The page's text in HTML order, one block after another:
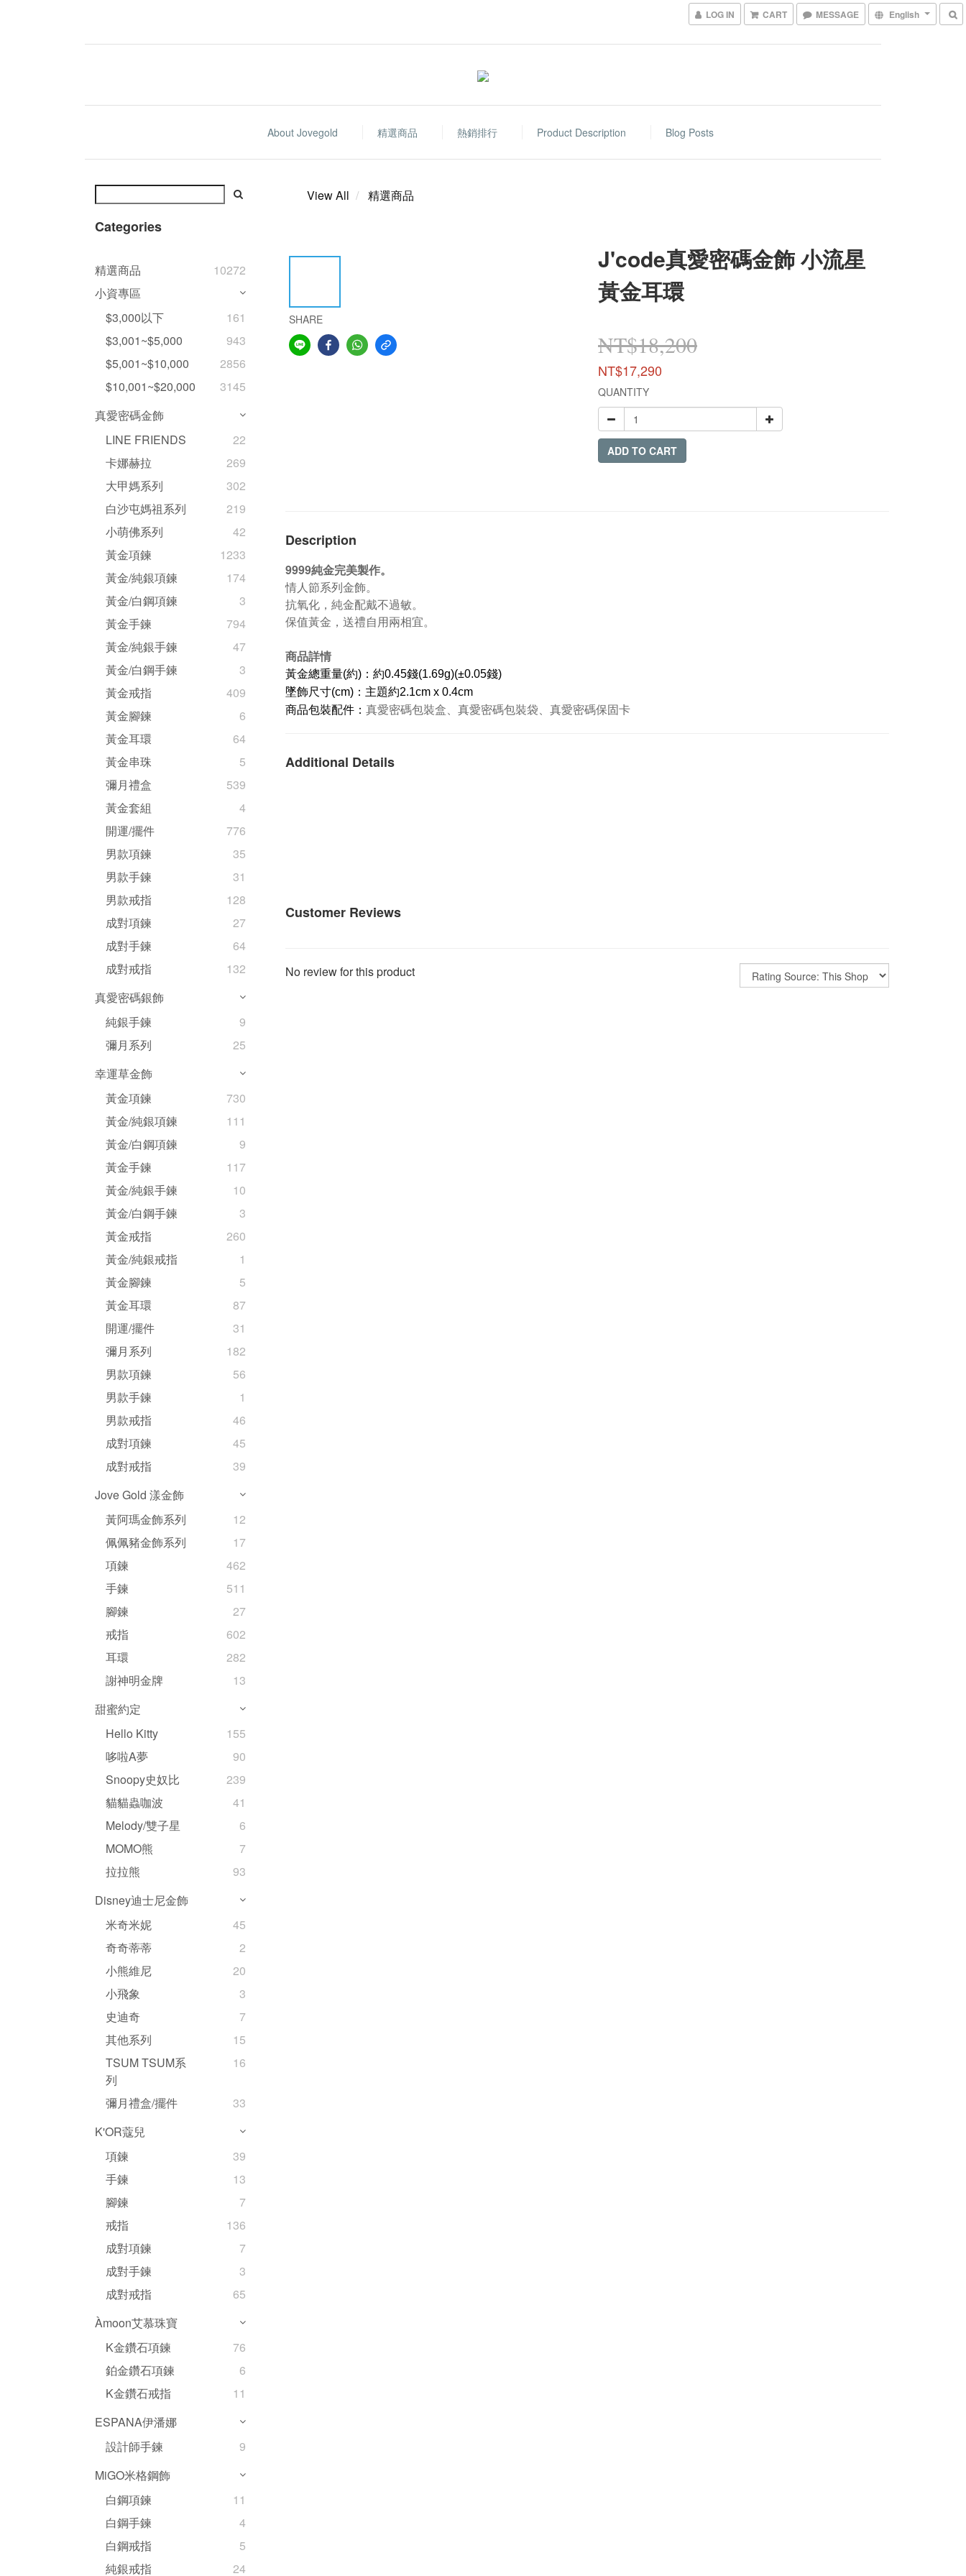
LOG IN CART MESSAGE English
About Jovegold 精選商品 熱銷排行 Product Description Blog Posts
Categories
精選商品
10272
小資專區
$3,000以下
161
$3,001~$5,000
943
$5,001~$10,000
2856
$10,001~$20,000
3145
真愛密碼金飾
LINE FRIENDS
22
卡娜赫拉
269
大甲媽系列
302
白沙屯媽祖系列
219
小萌佛系列
42
黃金項鍊
1233
黃金/純銀項鍊
174
黃金/白鋼項鍊
3
黃金手鍊
794
黃金/純銀手鍊
47
黃金/白鋼手鍊
3
黃金戒指
409
黃金腳鍊
6
黃金耳環
64
黃金串珠
5
彌月禮盒
539
黃金套組
4
開運/擺件
776
男款項鍊
35
男款手鍊
31
男款戒指
128
成對項鍊
27
成對手鍊
64
成對戒指
132
真愛密碼銀飾
純銀手鍊
9
彌月系列
25
幸運草金飾
黃金項鍊
730
黃金/純銀項鍊
111
黃金/白鋼項鍊
9
黃金手鍊
117
黃金/純銀手鍊
10
黃金/白鋼手鍊
3
黃金戒指
260
黃金/純銀戒指
1
黃金腳鍊
5
黃金耳環
87
開運/擺件
31
彌月系列
182
男款項鍊
56
男款手鍊
1
男款戒指
46
成對項鍊
45
成對戒指
39
Jove Gold 漾金飾
黃阿瑪金飾系列
12
佩佩豬金飾系列
17
項鍊
462
手鍊
511
腳鍊
27
戒指
602
耳環
282
謝神明金牌
13
甜蜜約定
Hello Kitty
155
哆啦A夢
90
Snoopy史奴比
239
貓貓蟲咖波
41
Melody/雙子星
6
MOMO熊
7
拉拉熊
93
Disney迪士尼金飾
米奇米妮
45
奇奇蒂蒂
2
小熊維尼
20
小飛象
3
史迪奇
7
其他系列
15
TSUM TSUM系
列
16
彌月禮盒/擺件
33
K'OR蔻兒
項鍊
39
手鍊
13
腳鍊
7
戒指
136
成對項鍊
7
成對手鍊
3
成對戒指
65
Àmoon艾慕珠寶
K金鑽石項鍊
76
鉑金鑽石項鍊
6
K金鑽石戒指
11
ESPANA伊潘娜
設計師手鍊
9
MiGO米格鋼飾
白鋼項鍊
11
白鋼手鍊
4
白鋼戒指
5
純銀戒指
24
View All 精選商品
SHARE
J'code真愛密碼金飾 小流星
黃金耳環
NT$18,200
NT$17,290
QUANTITY
ADD TO CART
Description
9999純金完美製作。
情人節系列金飾。
抗氧化，純金配戴不過敏。
保值黃金，送禮自用兩相宜。
商品詳情
黃金總重量(約)：約0.45錢(1.69g)(±0.05錢)
墜飾尺寸(cm)：主題約2.1cm x 0.4cm
商品包裝配件： 真愛密碼包裝盒、真愛密碼包裝袋、真愛密碼保固卡
Additional Details
Customer Reviews
No review for this product